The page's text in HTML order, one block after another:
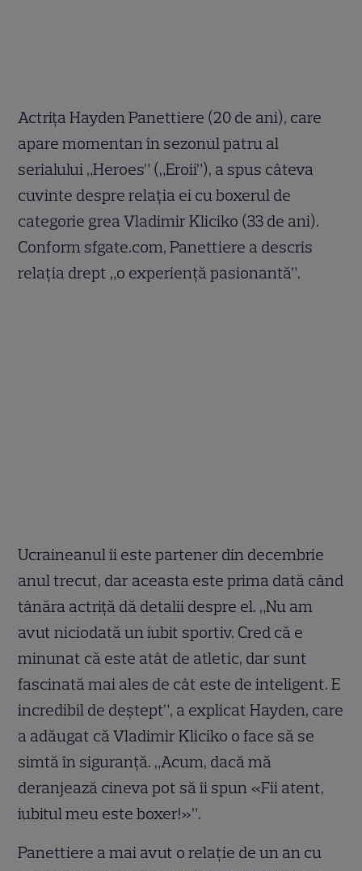
Actriţa Hayden Panettiere (20 de ani), care
apare momentan în sezonul patru al
serialului „Heroes” („Eroii”), a spus câteva
cuvinte despre relaţia ei cu boxerul de
categorie grea Vladimir Kliciko (33 de ani).
Conform sfgate.com, Panettiere a descris
relaţia drept „o experienţă pasionantă”.
Ucraineanul îi este partener din decembrie
anul trecut, dar aceasta este prima dată când
tânăra actriţă dă detalii despre el. „Nu am
avut niciodată un iubit sportiv. Cred că e
minunat că este atât de atletic, dar sunt
fascinată mai ales de cât este de inteligent. E
incredibil de deştept”, a explicat Hayden, care
a adăugat că Vladimir Kliciko o face să se
simtă în siguranţă. „Acum, dacă mă
deranjează cineva pot să îi spun «Fii atent,
iubitul meu este boxer!»”.
Panettiere a mai avut o relaţie de un an cu